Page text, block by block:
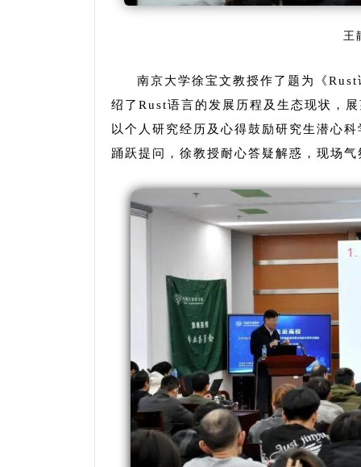
王
南京大学徐宝文教授作了题为《Rust
绍了Rust语言的发展历程及生态现状，
以个人研究经历及心得鼓励研究生潜心
踊跃提问，徐教授耐心答疑解惑，现场